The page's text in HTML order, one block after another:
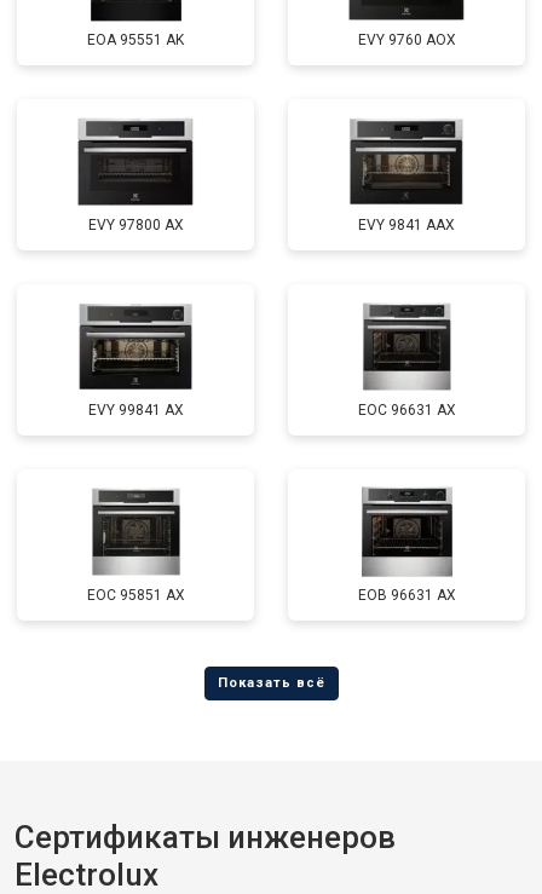
EOA 95551 AK EVY 9760 AOX
EVY 97800 AX EVY 9841 AAX
EVY 99841 AX EOC 96631 AX
EOC 95851 AX EOB 96631 AX
Сертификаты инженеров
Electrolux